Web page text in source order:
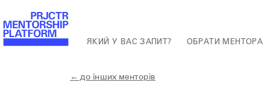
ЯКИЙ У ВАС ЗАПИТ? ОБРАТИ МЕНТОРА
← до інших менторів